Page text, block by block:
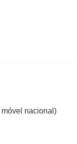
móvel nacional )